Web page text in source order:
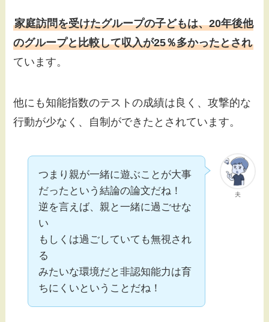
家庭訪問を受けたグループの子どもは、20年後他
のグループと比較して収入が25％多かったとされ
ています。
他にも知能指数のテストの成績は良く、攻撃的な
行動が少なく、自制ができたとされています。
夫
つまり親が一緒に遊ぶことが大事
だったという結論の論文だね！
逆を言えば、親と一緒に過ごせな
い
もしくは過ごしていても無視され
る
みたいな環境だと非認知能力は育
ちにくいということだね！